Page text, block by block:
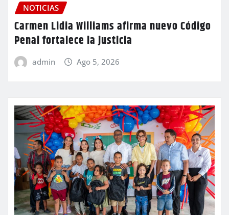
NOTICIAS
Carmen Lidia Williams afirma nuevo Código
Penal fortalece la justicia
admin Ago 5, 2026